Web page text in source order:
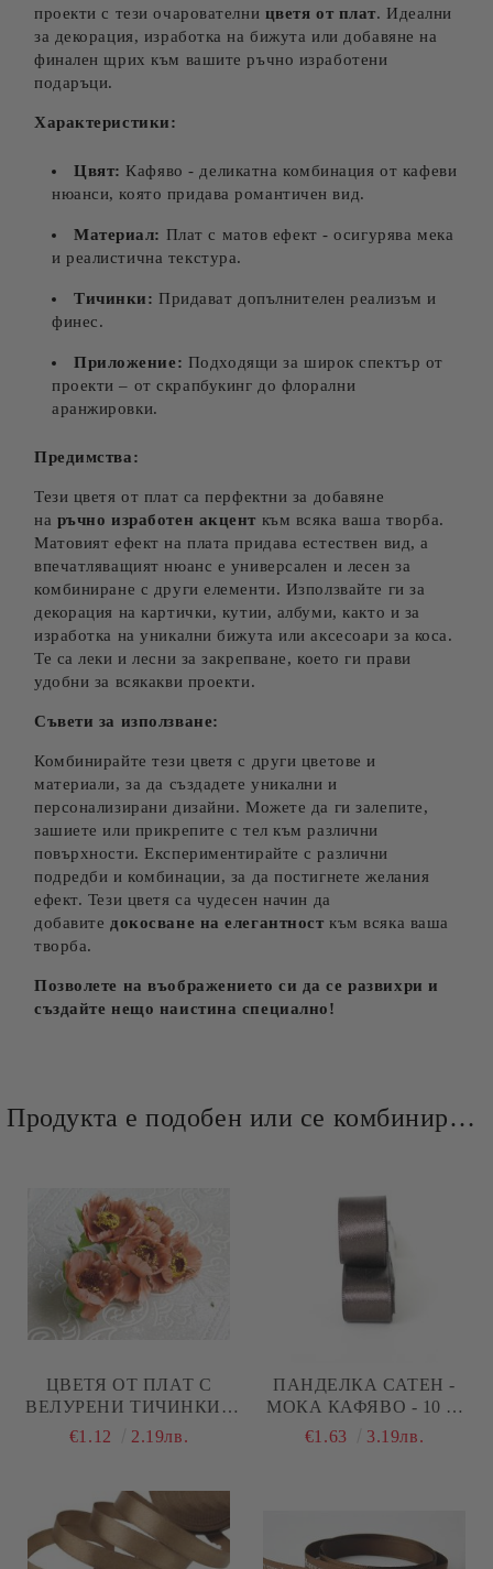
проекти с тези очарователни цветя от плат. Идеални
за декорация, изработка на бижута или добавяне на
финален щрих към вашите ръчно изработени
подаръци.
Характеристики:
Цвят: Кафяво - деликатна комбинация от кафеви
нюанси, която придава романтичен вид.
Материал: Плат с матов ефект - осигурява мека
и реалистична текстура.
Тичинки: Придават допълнителен реализъм и
финес.
Приложение: Подходящи за широк спектър от
проекти – от скрапбукинг до флорални
аранжировки.
Предимства:
Тези цветя от плат са перфектни за добавяне
на ръчно изработен акцент към всяка ваша творба.
Матовият ефект на плата придава естествен вид, а
впечатляващият нюанс е универсален и лесен за
комбиниране с други елементи. Използвайте ги за
декорация на картички, кутии, албуми, както и за
изработка на уникални бижута или аксесоари за коса.
Те са леки и лесни за закрепване, което ги прави
удобни за всякакви проекти.
Съвети за използване:
Комбинирайте тези цветя с други цветове и
материали, за да създадете уникални и
персонализирани дизайни. Можете да ги залепите,
зашиете или прикрепите с тел към различни
повърхности. Експериментирайте с различни
подредби и комбинации, за да постигнете желания
ефект. Тези цветя са чудесен начин да
добавите докосване на елегантност към всяка ваша
творба.
Позволете на въображението си да се развихри и
създайте нещо наистина специално!
Продукта е подобен или се комбинира добре и със следните продукти :
ЦВЕТЯ ОТ ПЛАТ С
ВЕЛУРЕНИ ТИЧИНКИ -
КАПУЧИНО КАФЯВО - 6
€1.12 2.19лв.
ПАНДЕЛКА САТЕН -
МОКА КАФЯВО - 10 М
№11
€1.63 3.19лв.